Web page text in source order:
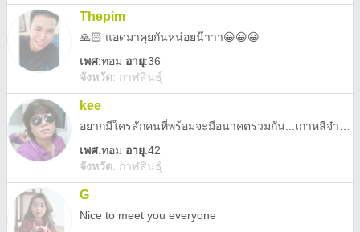
Thepim
🙏🏻 แอดมาคุยกันหน่อยน๊าาา😀😀😀
เพศ:ทอม อายุ:36
จังหวัด: กาฬสินธุ์
kee
เพศ:ทอม อายุ:42
จังหวัด: กาฬสินธุ์
G
Nice to meet you everyone